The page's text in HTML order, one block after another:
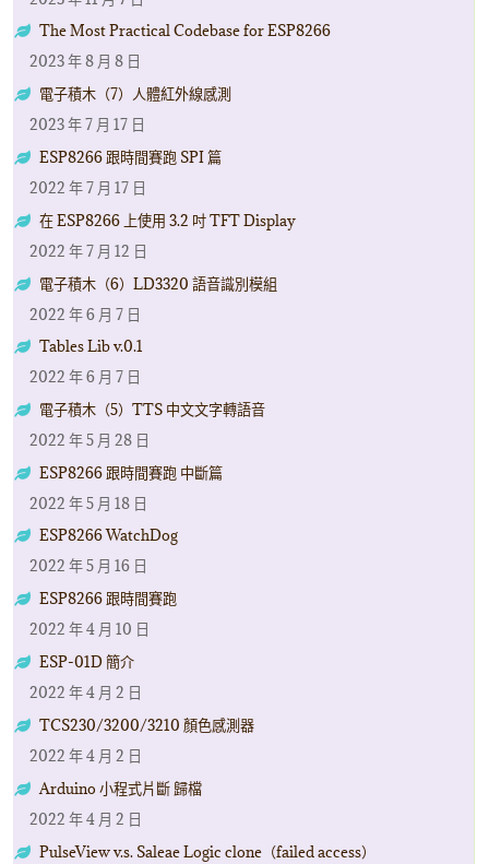
The Most Practical Codebase for ESP8266
2023 年 8 月 8 日
電子積木（7）人體紅外線感測
2023 年 7 月 17 日
ESP8266 跟時間賽跑 SPI 篇
2022 年 7 月 17 日
在 ESP8266 上使用 3.2 吋 TFT Display
2022 年 7 月 12 日
電子積木（6）LD3320 語音識別模組
2022 年 6 月 7 日
Tables Lib v.0.1
2022 年 6 月 7 日
電子積木（5）TTS 中文文字轉語音
2022 年 5 月 28 日
ESP8266 跟時間賽跑 中斷篇
2022 年 5 月 18 日
ESP8266 WatchDog
2022 年 5 月 16 日
ESP8266 跟時間賽跑
2022 年 4 月 10 日
ESP-01D 簡介
2022 年 4 月 2 日
TCS230/3200/3210 顏色感測器
2022 年 4 月 2 日
Arduino 小程式片斷 歸檔
2022 年 4 月 2 日
PulseView v.s. Saleae Logic clone（failed access）